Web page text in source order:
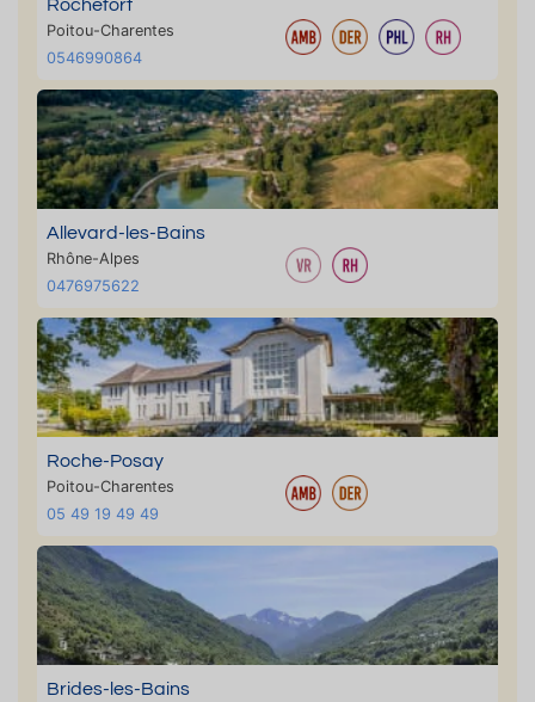
Rochefort
Poitou-Charentes
0546990864
Allevard-les-Bains
Rhône-Alpes
0476975622
Roche-Posay
Poitou-Charentes
05 49 19 49 49
Brides-les-Bains